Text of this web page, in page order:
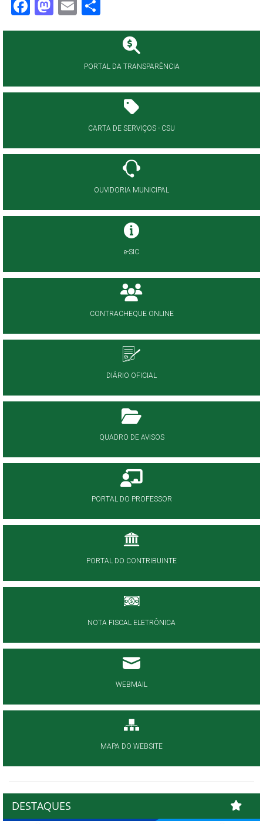
Facebook
Mastodon
Email
PORTAL DA TRANSPARÊNCIA
CARTA DE SERVIÇOS - CSU
OUVIDORIA MUNICIPAL
e-SIC
CONTRACHEQUE ONLINE
DIÁRIO OFICIAL
QUADRO DE AVISOS
PORTAL DO PROFESSOR
PORTAL DO CONTRIBUINTE
NOTA FISCAL ELETRÔNICA
WEBMAIL
MAPA DO WEBSITE
DESTAQUES